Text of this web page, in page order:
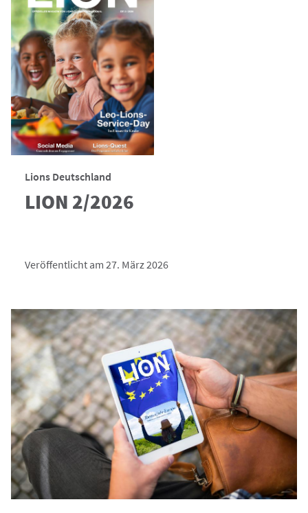
Lions Deutschland
LION 2/2026
Veröffentlicht am 27. März 2026